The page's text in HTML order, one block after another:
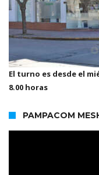
El turno es desde el
8.00 horas
PAMPACOM